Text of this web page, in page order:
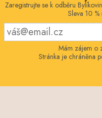
Zaregistrujte se k odběru
Sleva 10 %
Mám zájem o
Stránka je chráněna